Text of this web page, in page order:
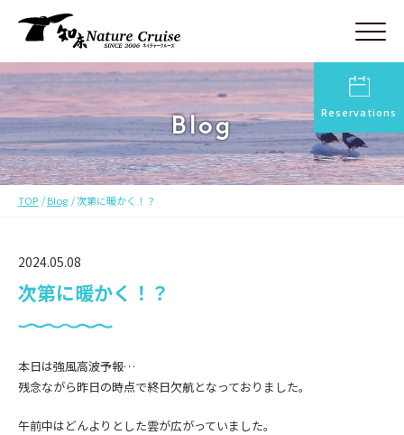
Reservations
Blog
TOP Blog 次第に暖かく！？
2024.05.08
次第に暖かく！？
本日は強風高波予報…
残念ながら昨日の時点で終日欠航となっておりました。
午前中はどんよりとした雲が広がっていました。